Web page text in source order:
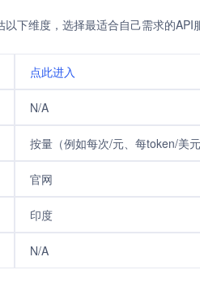
下维度，选择最适合自己需求的
点此进入
N/A
按量（例如每次/元、每token/美
官网
印度
N/A